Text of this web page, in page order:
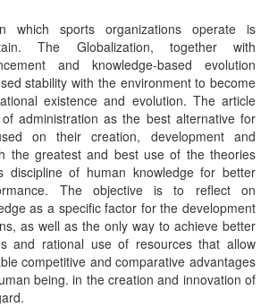
which sports organizations operate is
The Globalization, together with
and knowledge-based evolution
stability with the environment to become
existence and evolution. The article
administration as the best alternative for
on their creation, development and
the greatest and best use of the theories
discipline of human knowledge for better
The objective is to reflect on
as a specific factor for the development
as well as the only way to achieve better
and rational use of resources that allow
competitive and comparative advantages
being. in the creation and innovation of